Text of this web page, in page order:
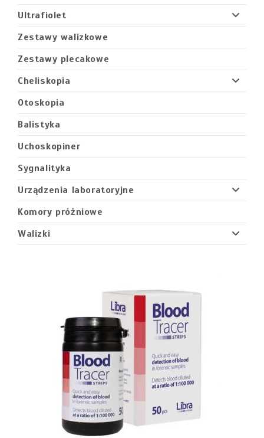
Ultrafiolet
Zestawy walizkowe
Zestawy plecakowe
Cheliskopia
Otoskopia
Balistyka
Uchoskopiner
Sygnalityka
Urządzenia laboratoryjne
Komory próżniowe
Walizki